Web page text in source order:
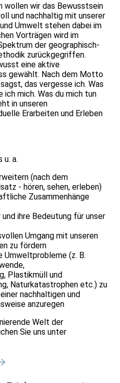
wollen wir das Bewusstsein
und nachhaltig mit unserer
Umwelt stehen dabei im
Vorträgen wird im
der geographisch-
zurückgegriffen.
eine aktive
gewählt. Nach dem Motto
das vergesse ich. Was
ich mich. Was du mich tun
in unseren
Erarbeiten und Erleben
u. a.
(nach dem
- hören, sehen, erleben)
Zusammenhänge
ihre Bedeutung für unser
Umgang mit unseren
zu fördern
(z. B.
Plastikmüll und
Naturkatastrophen etc.) zu
nachhaltigen und
anzuregen
Welt der
Sie uns unter